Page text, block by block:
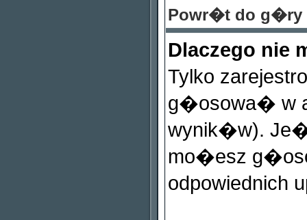
Powr�t do g�ry
Dlaczego nie
Tylko
g�osowa� w
wynik�w).
mo�esz
odpowiednich